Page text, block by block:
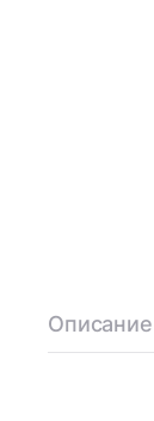
Описание